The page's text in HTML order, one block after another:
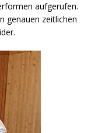
aufgerufen.
genauen zeitlichen